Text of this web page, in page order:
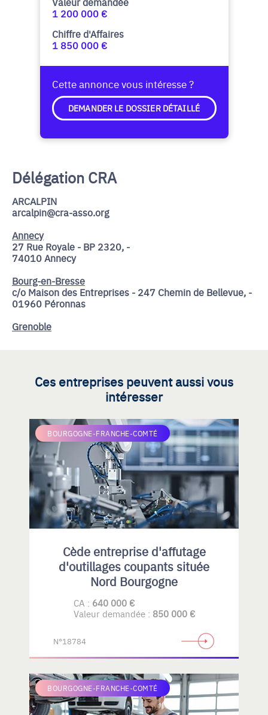
1 200 000 €
Chiffre d'Affaires
1 850 000 €
Cette annonce vous intéresse ?
DEMANDER LE DOSSIER DÉTAILLÉ
Délégation CRA
ARCALPIN
arcalpin@cra-asso.org
Annecy
27 Rue Royale - BP 2320, -
74010 Annecy
Bourg-en-Bresse
c/o Maison des Entreprises - 247 Chemin de Bellevue, -
01960 Péronnas
Grenoble
Ces entreprises peuvent aussi vous
intéresser
BOURGOGNE-FRANCHE-COMTÉ
Cède entreprise d'affutage
d'outillages coupants située
Nord Bourgogne
CA : 640 000 €
Valeur demandée : 850 000 €
N°18784
BOURGOGNE-FRANCHE-COMTÉ